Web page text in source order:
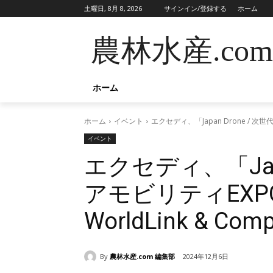
土曜日, 8月 8, 2026 サインイン/登録する ホーム
農林水産.com
ホーム
ホーム イベント エクセディ、「Japan Drone / 次世
イベント
エクセディ、「
アモビリティ
WorldLink &
By 農林水産.com 編集部 2024年12月6日